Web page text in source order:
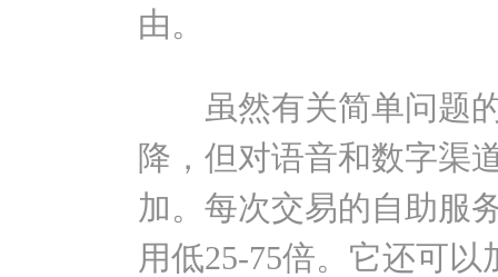
由。
虽然有关简单问题的
降，但对语音和数字渠
加。每次交易的自助服
用低25-75倍。它还可